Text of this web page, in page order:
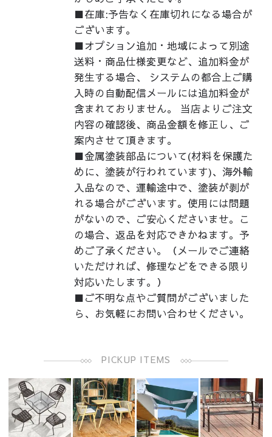
■在庫:予告なく在庫切れになる場合が
ございます。
■オプション追加・地域によって別途
送料・商品仕様変更など、追加料金が
発生する場合、 システムの都合上ご購
入時の自動配信メールには追加料金が
含まれておりません。 当店よりご注文
内容の確認後、商品金額を修正し、ご
案内させて頂きます。
■金属塗装部品について(材料を保護た
めに、塗装が行われています)、海外輸
入品なので、運輸途中で、塗装が剥が
れる場合がございます。使用には問題
がないので、ご安心くださいませ。こ
の場合、返品を対応できかねます。予
めご了承ください。（メールでご連絡
いただければ、修理などをできる限り
対応いたします。）
■ご不明な点やご質問がございました
ら、お気軽にお問い合わせください。
PICKUP ITEMS